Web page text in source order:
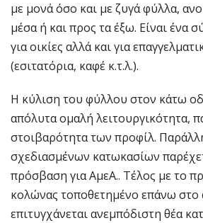
με μονά όσο και με ζυγά φύλλα,
μέσα ή και προς τα έξω. Είναι ένα
για οικίες αλλά και για
(εσιτατόρια, καφέ κ.τ.λ.).
Η κύλιση του φύλλου στον κάτω
απόλυτα ομαλή λειτουργικότητα,
στοιβαρότητα των προφίλ.
σχεδιασμένων κατωκασίων
πρόσβαση για ΑμεΑ.. Τέλος με το
κολώνας τοποθετημένο επάνω στο
επιτυγχάνεται ανεμπόδιστη θέα